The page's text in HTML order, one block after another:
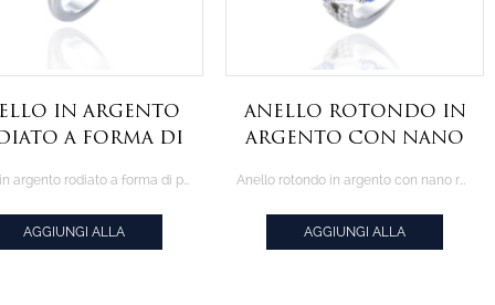
in argento
a forma di
rosa
Anello in argento rodiato a forma di pera con zirconi rosa
AGGIUNGI ALLA
Anello rotondo in
argento con nano
forma ovale con
zirconi cubici
Anello rotondo in argento con nano rodio e tanzanite di forma ovale con zirconi cubici
AGGIUNGI ALLA